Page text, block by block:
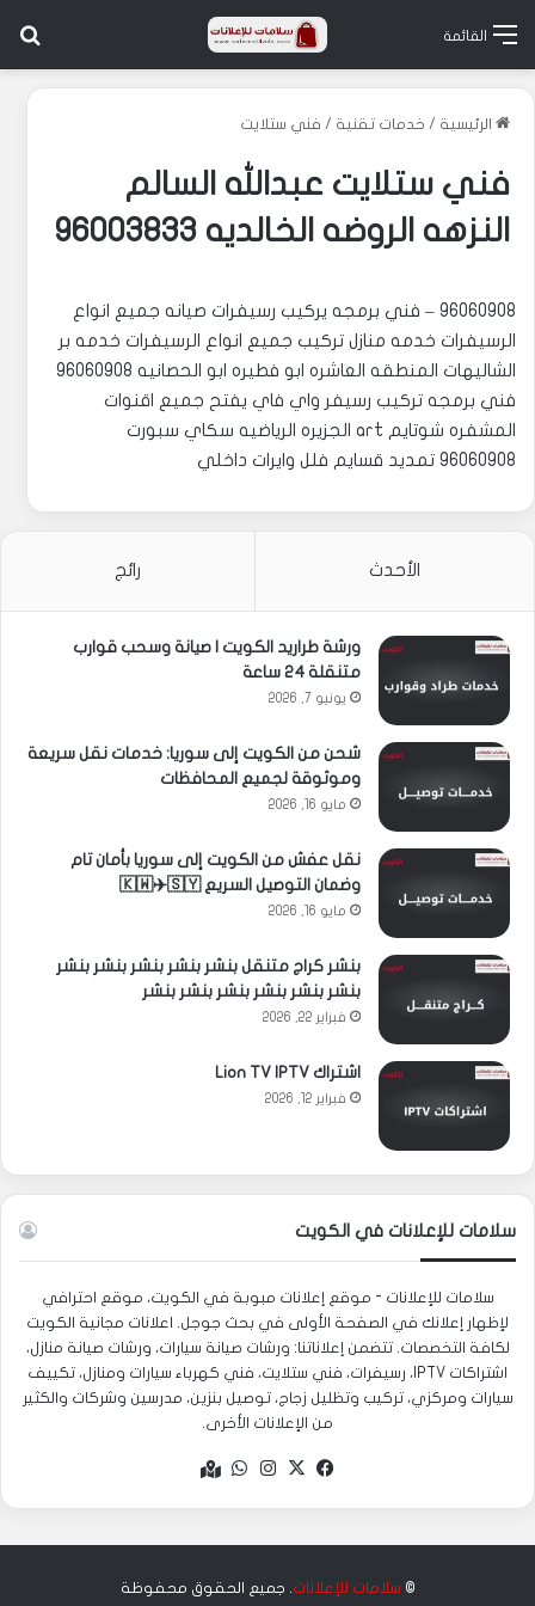
القائمة
الرئيسية / خدمات تقنية / فني ستلايت
فني ستلايت عبدالله السالم
النزهه الروضه الخالديه 96003833
96060908 – فني برمجه يركيب رسيفرات صيانه جميع انواع
الرسيفرات خدمه منازل تركيب جميع انواع الرسيفرات خدمه بر
الشاليهات المنطقه العاشره ابو فطيره ابو الحصانيه 96060908
فني برمجه تركيب رسيفر واي فاي يفتح جميع اقنوات
المشفره شوتايم art الجزيره الرياضيه سكاي سبورت
96060908 تمديد قسايم فلل وايرات داخلي
الأحدث رائج
ورشة طراريد الكويت | صيانة وسحب قوارب
متنقلة 24 ساعة
يونيو 7, 2026
شحن من الكويت إلى سوريا: خدمات نقل سريعة
وموثوقة لجميع المحافظات
مايو 16, 2026
نقل عفش من الكويت إلى سوريا بأمان تام
وضمان التوصيل السريع 🇰🇼✈️🇸🇾
مايو 16, 2026
بنشر كراج متنقل بنشر بنشر بنشر بنشر بنشر
بنشر بنشر بنشر بنشر بنشر بنشر
فبراير 22, 2026
اشتراك Lion TV IPTV
فبراير 12, 2026
سلامات للإعلانات في الكويت
سلامات للإعلانات - موقع إعلانات مبوبة في الكويت، موقع احترافي
لإظهار إعلانك في الصفحة الأولى في بحث جوجل. اعلانات مجانية الكويت
لكافة التخصصات. تتضمن إعلاناتنا: ورشات صيانة سيارات، ورشات صيانة منازل،
اشتراكات IPTV، رسيفرات، فني ستلايت، فني كهرباء سيارات ومنازل، تكييف
سيارات ومركزي، تركيب وتظليل زجاج، توصيل بنزين، مدرسين وشركات والكثير
من الإعلانات الأخرى.
فيسبوك
‫X انستقرام
واتساب
© سلامات للإعلانات. جميع الحقوق محفوظة